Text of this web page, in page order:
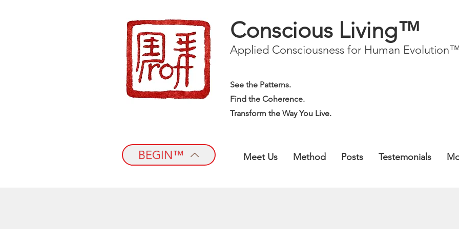
Conscious Living™
Applied Consciousness for Human
See the Patterns.
Find the Coherence.
Transform the Way You Live.
BEGIN™ Meet Us Method Posts Testemonials